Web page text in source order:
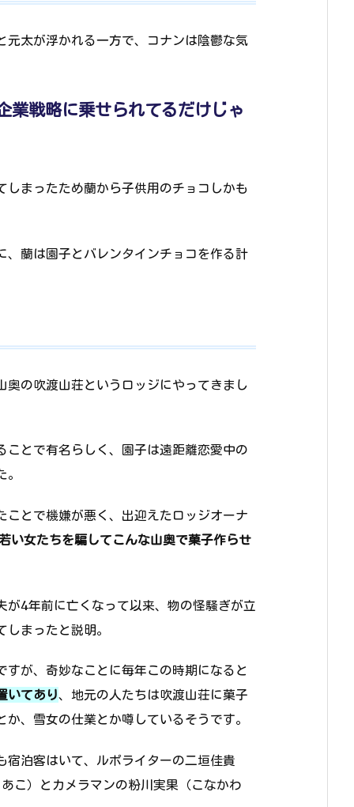
太が浮かれる一方で、コナンは陰鬱な気
業戦略に乗せられてるだけじゃ
まったため蘭から子供用のチョコしかも
蘭は園子とバレンタインチョコを作る計
の吹渡山荘というロッジにやってきまし
とで有名らしく、園子は遠距離恋愛中の
とで機嫌が悪く、出迎えたロッジオーナ
い女たちを騙してこんな山奥で菓子作らせ
4年前に亡くなって以来、物の怪騒ぎが立
まったと説明。
が、奇妙なことに毎年この時期になると
いてあり、地元の人たちは吹渡山荘に菓子
、雪女の仕業とか噂しているそうです。
泊客はいて、ルポライターの二垣佳貴
こ）とカメラマンの粉川実果（こなかわ